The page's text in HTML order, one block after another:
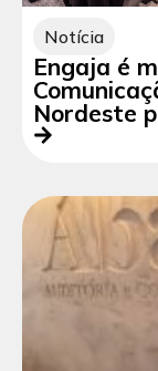
Notícia
Engaja é
Nordeste